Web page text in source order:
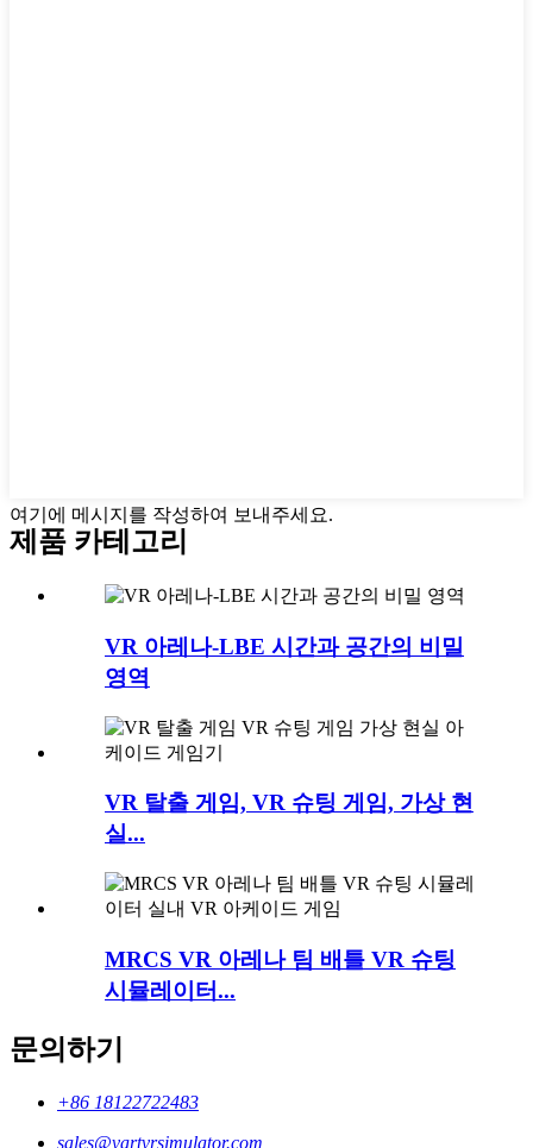
여기에 메시지를 작성하여 보내주세요.
제품 카테고리
VR 아레나-LBE 시간과 공간의 비밀
영역
VR 탈출 게임, VR 슈팅 게임, 가상 현
실...
MRCS VR 아레나 팀 배틀 VR 슈팅
시뮬레이터...
문의하기
+86 18122722483
sales@vartvrsimulator.com